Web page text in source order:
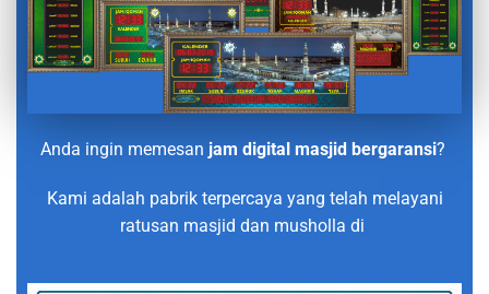
Anda ingin memesan jam digital masjid bergaransi?
Kami adalah pabrik terpercaya yang telah melayani
ratusan masjid dan musholla di